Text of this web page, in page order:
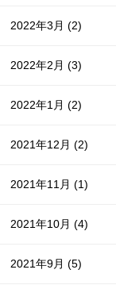
2022年3月(2)
2022年2月(3)
2022年1月(2)
2021年12月(2)
2021年11月(1)
2021年10月(4)
2021年9月(5)